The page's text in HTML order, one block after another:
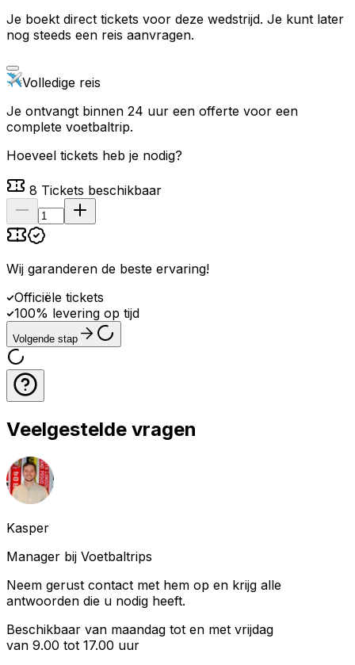
Je boekt direct tickets voor deze wedstrijd. Je kunt later
nog steeds een reis aanvragen.
Volledige reis
Je ontvangt binnen 24 uur een offerte voor een
complete voetbaltrip.
Hoeveel tickets heb je nodig?
8 Tickets beschikbaar
Wij garanderen de beste ervaring!
Officiële tickets
100% levering op tijd
Volgende stap
Veelgestelde vragen
Kasper
Manager bij Voetbaltrips
Neem gerust contact met hem op en krijg alle
antwoorden die u nodig heeft.
Beschikbaar van maandag tot en met vrijdag
van 9.00 tot 17.00 uur